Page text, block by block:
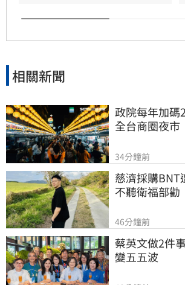
相關新聞
政院每年加碼
全台商圈夜市
34分鐘前
慈濟採購BNT
不聽衛福部勸
46分鐘前
蔡英文做2件
變五五波